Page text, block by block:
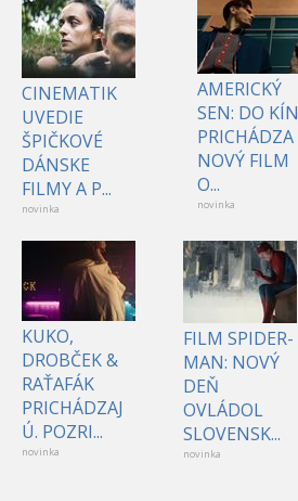
CINEMATIK
UVEDIE
ŠPIČKOVÉ
DÁNSKE
FILMY A P...
novinka
AMERICKÝ
SEN: DO KÍN
PRICHÁDZA
NOVÝ FILM
O...
novinka
KUKO,
DROBČEK &
RAŤAFÁK
PRICHÁDZAJ
Ú. POZRI...
novinka
FILM SPIDER-
MAN: NOVÝ
DEŇ
OVLÁDOL
SLOVENSK...
novinka